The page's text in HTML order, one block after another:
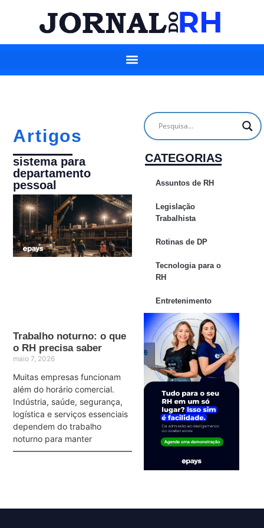
Artigos
sistema para
departamento
pessoal
Trabalho noturno: o que
o RH precisa saber
maio 7, 2026
Muitas empresas funcionam
além do horário comercial.
Indústria, saúde, segurança,
logística e serviços essenciais
dependem do trabalho
noturno para manter
CATEGORIAS
Assuntos de RH
Legislação
Trabalhista
Rotinas de DP
Tecnologia para o
RH
Entretenimento